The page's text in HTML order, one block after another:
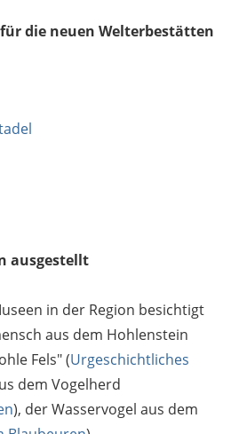
die neuen Welterbestätten
ausgestellt
in der Region besichtigt
aus dem Hohlenstein
Fels" (Urgeschichtliches
dem Vogelherd
), der Wasservogel aus dem